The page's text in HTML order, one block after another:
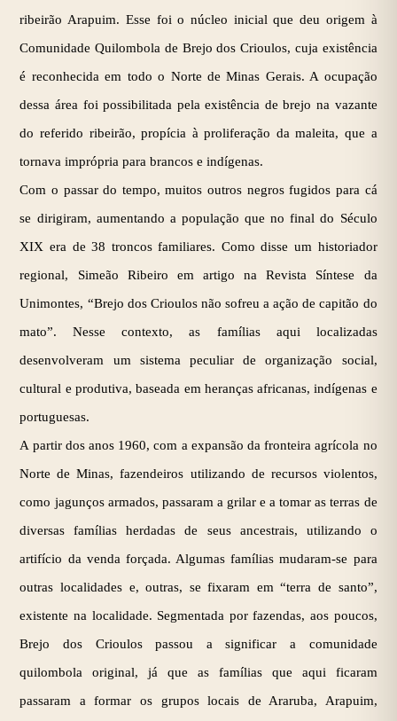
ribeirão Arapuim. Esse foi o núcleo inicial que deu origem à
Comunidade Quilombola de Brejo dos Crioulos, cuja existência
é reconhecida em todo o Norte de Minas Gerais. A ocupação
dessa área foi possibilitada pela existência de brejo na vazante
do referido ribeirão, propícia à proliferação da maleita, que a
tornava imprópria para brancos e indígenas.
Com o passar do tempo, muitos outros negros fugidos para cá
se dirigiram, aumentando a população que no final do Século
XIX era de 38 troncos familiares. Como disse um historiador
regional, Simeão Ribeiro em artigo na Revista Síntese da
Unimontes, “Brejo dos Crioulos não sofreu a ação de capitão do
mato”. Nesse contexto, as famílias aqui localizadas
desenvolveram um sistema peculiar de organização social,
cultural e produtiva, baseada em heranças africanas, indígenas e
portuguesas.
A partir dos anos 1960, com a expansão da fronteira agrícola no
Norte de Minas, fazendeiros utilizando de recursos violentos,
como jagunços armados, passaram a grilar e a tomar as terras de
diversas famílias herdadas de seus ancestrais, utilizando o
artifício da venda forçada. Algumas famílias mudaram-se para
outras localidades e, outras, se fixaram em “terra de santo”,
existente na localidade. Segmentada por fazendas, aos poucos,
Brejo dos Crioulos passou a significar a comunidade
quilombola original, já que as famílias que aqui ficaram
passaram a formar os grupos locais de Araruba, Arapuim,